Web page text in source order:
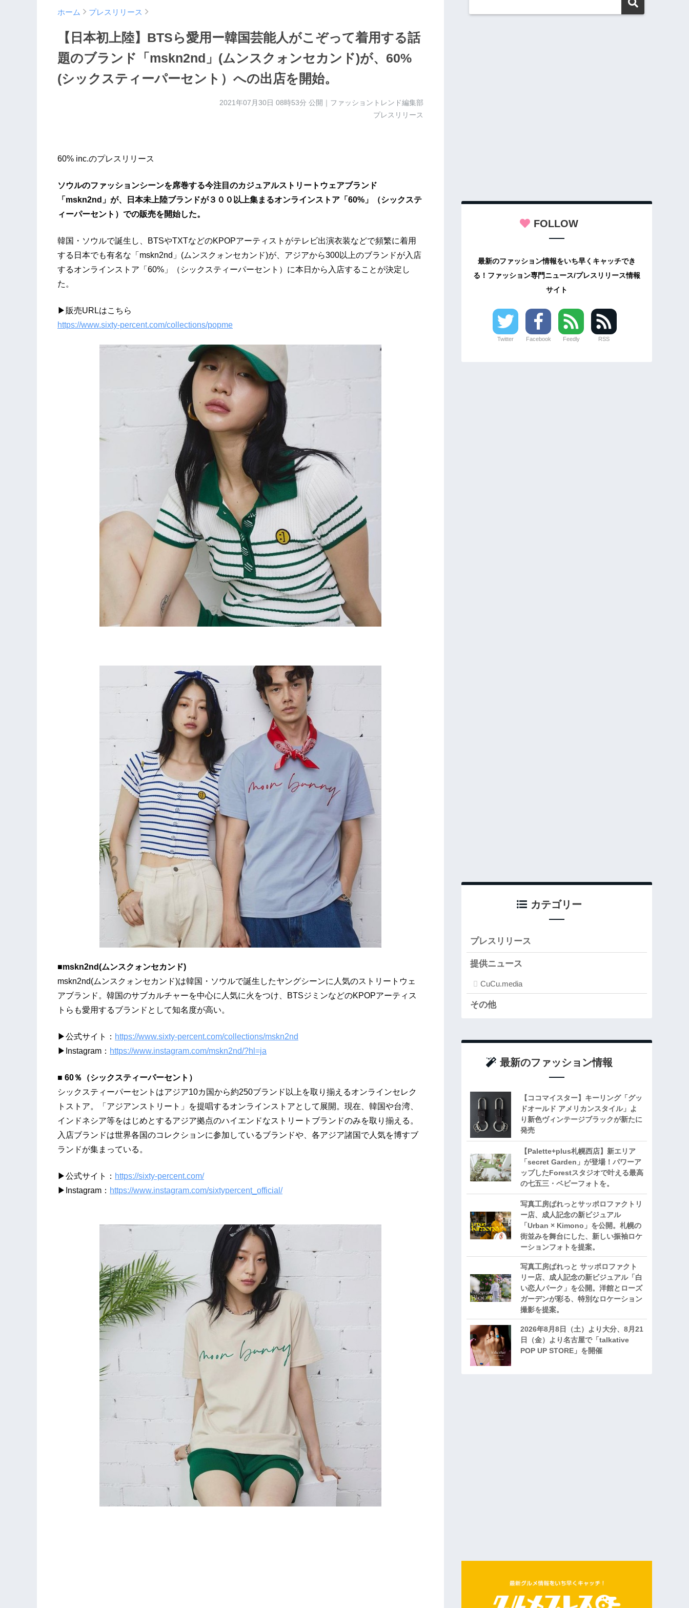
ホーム プレスリリース
【日本初上陸】BTSら愛用ー韓国芸能人がこぞって着用する話
題のブランド「mskn2nd」(ムンスクォンセカンド)が、60%
(シックスティーパーセント）への出店を開始。
2021年07月30日 08時53分 公開｜ファッショントレンド編集部
プレスリリース
60% inc.のプレスリリース
ソウルのファッションシーンを席巻する今注目のカジュアルストリートウェアブランド
「mskn2nd」が、日本未上陸ブランドが３００以上集まるオンラインストア「60%」（シックステ
ィーパーセント）での販売を開始した。
韓国・ソウルで誕生し、BTSやTXTなどのKPOPアーティストがテレビ出演衣装などで頻繁に着用
する日本でも有名な「mskn2nd」(ムンスクォンセカンド)が、アジアから300以上のブランドが入店
するオンラインストア「60%」（シックスティーパーセント）に本日から入店することが決定し
た。
▶︎販売URLはこちら
https://www.sixty-percent.com/collections/popme
■mskn2nd(ムンスクォンセカンド)
mskn2nd(ムンスクォンセカンド)は韓国・ソウルで誕生したヤングシーンに人気のストリートウェ
アブランド。韓国のサブカルチャーを中心に人気に火をつけ、BTSジミンなどのKPOPアーティス
トらも愛用するブランドとして知名度が高い。
▶公式サイト： https://www.sixty-percent.com/collections/mskn2nd
▶Instagram： https://www.instagram.com/mskn2nd/?hl=ja
■ 60％（シックスティーパーセント）
シックスティーパーセントはアジア10カ国から約250ブランド以上を取り揃えるオンラインセレク
トストア。「アジアンストリート」を提唱するオンラインストアとして展開。現在、韓国や台湾、
インドネシア等をはじめとするアジア拠点のハイエンドなストリートブランドのみを取り揃える。
入店ブランドは世界各国のコレクションに参加しているブランドや、各アジア諸国で人気を博すブ
ランドが集まっている。
▶公式サイト： https://sixty-percent.com/
▶Instagram： https://www.instagram.com/sixtypercent_official/
FOLLOW
最新のファッション情報をいち早くキャッチでき
る！ファッション専門ニュース/プレスリリース情報
サイト
Twitter Facebook Feedly RSS
カテゴリー
プレスリリース
提供ニュース
CuCu.media
その他
最新のファッション情報
【ココマイスター】キーリング「グッ
ドオールド アメリカンスタイル」よ
り新色ヴィンテージブラックが新たに
発売
【Palette+plus札幌西店】新エリア
「secret Garden」が登場！パワーア
ップしたForestスタジオで叶える最高
の七五三・ベビーフォトを。
写真工房ぱれっとサッポロファクトリ
ー店、成人記念の新ビジュアル
「Urban × Kimono」を公開。札幌の
街並みを舞台にした、新しい振袖ロケ
ーションフォトを提案。
写真工房ぱれっと サッポロファクト
リー店、成人記念の新ビジュアル「白
い恋人パーク」を公開。洋館とローズ
ガーデンが彩る、特別なロケーション
撮影を提案。
2026年8月8日（土）より大分、8月21
日（金）より名古屋で「talkative
POP UP STORE」を開催